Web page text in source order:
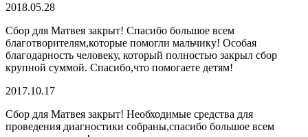
2018.05.28
Сбор для Матвея закрыт! Спасибо большое всем
благотворителям,которые помогли мальчику! Особая
благодарность человеку, который полностью закрыл сбор
крупной суммой. Спасибо,что помогаете детям!
2017.10.17
Сбор для Матвея закрыт! Необходимые средства для
проведения диагностики собраны,спасибо большое всем